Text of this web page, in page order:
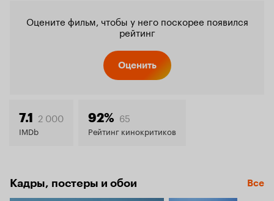
Оцените фильм, чтобы у него поскорее появился
рейтинг
Оценить
7.1 2 000
IMDb
92% 65
Рейтинг кинокритиков
Кадры, постеры и обои Все